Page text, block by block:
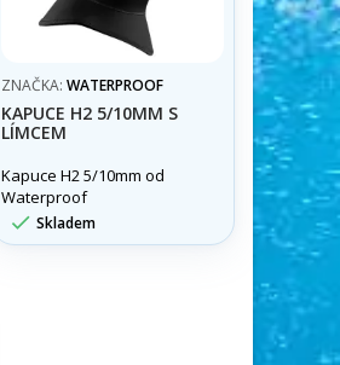
ZNAČKA: WATERPROOF
KAPUCE H2 5/10MM S
LÍMCEM
Kapuce H2 5/10mm od
Waterproof
 Skladem